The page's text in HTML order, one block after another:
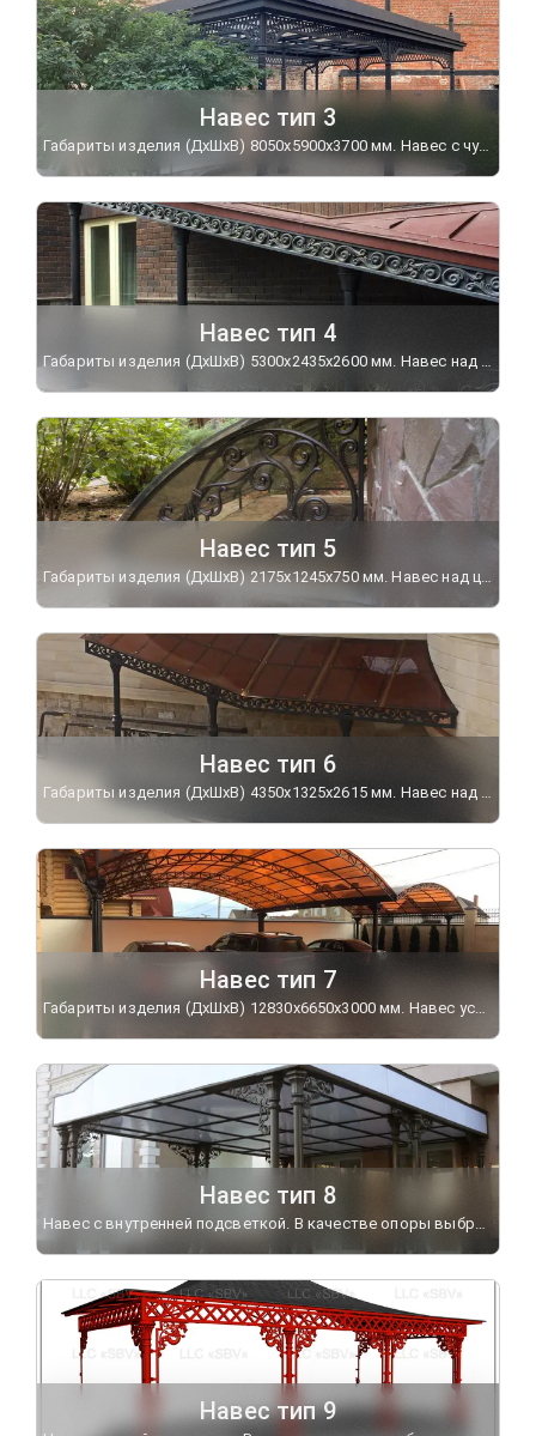
Навес тип 3
Габариты изделия (ДхШхВ) 8050х5900х3700 мм. Навес с чугунным фризом по периметру установлен на чугунных опорных столбах "Гранд".
Навес тип 4
Габариты изделия (ДхШхВ) 5300х2435х2600 мм. Навес над входом в цокольный этаж украшен чугунным декоративным фризом. Дополняет навес чугунное ограждение "Волна".
Навес тип 5
Габариты изделия (ДхШхВ) 2175х1245х750 мм. Навес над цокольным окном украшен кронштейном "Дельфин". Кровля - монолитный поликарбонат.
Навес тип 6
Габариты изделия (ДхШхВ) 4350х1325х2615 мм. Навес над входом в цокольный этаж украшен чугунным декоративным фризом. Дополняет навес чугунное ограждение "Летучая мышь".
Навес тип 7
Габариты изделия (ДхШхВ) 12830х6650х3000 мм. Навес установлен на чугунные опорные столбы "Гаскон".
Навес тип 8
Навес с внутренней подсветкой. В качестве опоры выбраны столбы "Опорные". Верх столбов украшают кронштейны "Дубок" тип 1.
Навес тип 9